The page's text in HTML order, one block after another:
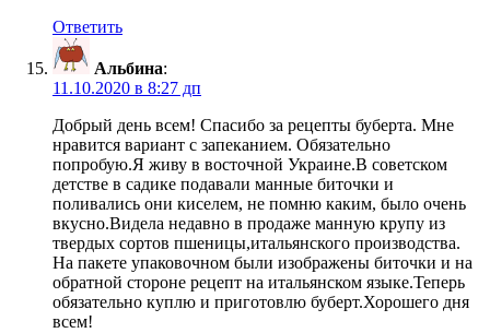
Ответить
Альбина:
11.10.2020 в 8:27 дп
Добрый день всем! Спасибо за рецепты буберта. Мне
нравится вариант с запеканием. Обязательно
попробую.Я живу в восточной Украине.В советском
детстве в садике подавали манные биточки и
поливались они киселем, не помню каким, было очень
вкусно.Видела недавно в продаже манную крупу из
твердых сортов пшеницы,итальянского производства.
На пакете упаковочном были изображены биточки и на
обратной стороне рецепт на итальянском языке.Теперь
обязательно куплю и приготовлю буберт.Хорошего дня
всем!